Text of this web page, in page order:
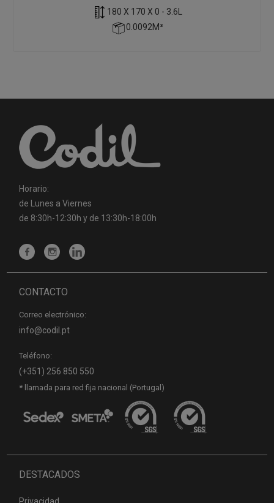
180 X 170 X 0 - 3.6L
0.0092M³
Horario:
de Lunes a Viernes
de 8:30h-12:30h y de 13:30h-18:00h
CONTACTO
Correo electrónico:
info@codil.pt
Teléfono:
(+351) 256 850 550
* llamada para red fija nacional (Portugal)
DESTACADOS
Privacidad